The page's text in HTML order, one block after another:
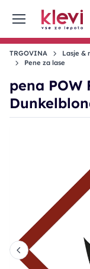
TRGOVINA Lasje &
Pene za lase
pena POW